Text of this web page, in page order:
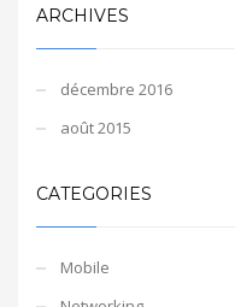
ARCHIVES
décembre 2016
août 2015
CATEGORIES
Mobile